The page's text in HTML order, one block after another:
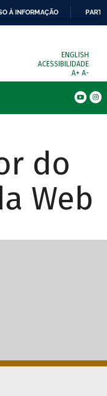
À INFORMAÇÃO
ENGLISH
ACESSIBILIDADE
A+ A-
do
Web